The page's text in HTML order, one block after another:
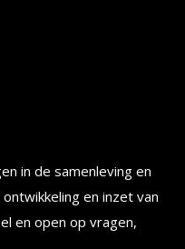
in de samenleving en
en inzet van
en open op vragen,